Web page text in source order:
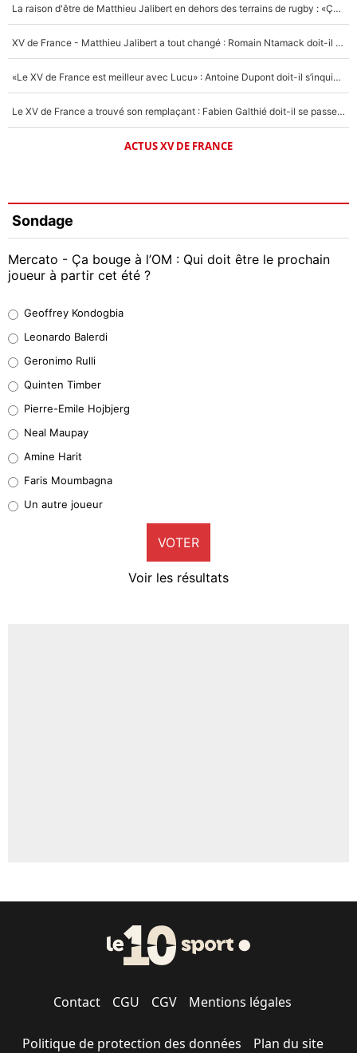
La raison d'être de Matthieu Jalibert en dehors des terrains de rugby : «Ça m'atteint autant que si tu touches à un membre de ma famille»
XV de France - Matthieu Jalibert a tout changé : Romain Ntamack doit-il s’inquiéter pour sa place à un an de la Coupe du monde ?
«Le XV de France est meilleur avec Lucu» : Antoine Dupont doit-il s’inquiéter pour sa place ?
Le XV de France a trouvé son remplaçant : Fabien Galthié doit-il se passer d'Antoine Dupont ?
ACTUS XV DE FRANCE
Sondage
Mercato - Ça bouge à l’OM : Qui doit être le prochain
joueur à partir cet été ?
38%
32%
5%
1%
9%
Geoffrey Kondogbia
Leonardo Balerdi
Geronimo Rulli
Quinten Timber
Pierre-Emile Hojbjerg
Neal Maupay
Amine Harit
Faris Moumbagna
Un autre joueur
VOTER
Voir les résultats
Contact CGU CGV Mentions légales
Politique de protection des données Plan du site